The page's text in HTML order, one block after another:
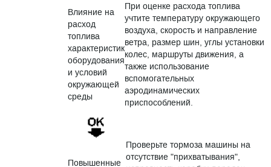
Влияние на
расход
топлива
характеристик
оборудования
и условий
окружающей
среды
При оценке расхода топлива
учтите температуру окружающего
воздуха, скорость и направление
ветра, размер шин, углы установки
колес, маршруты движения, а
также использование
вспомогательных
аэродинамических
приспособлений.
Повышенные
Проверьте тормоза машины на
отсутствие "прихватывания",